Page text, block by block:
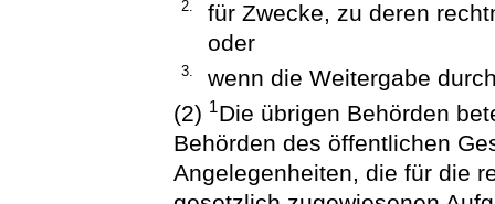
2.
für Zwecke, zu deren
oder
3.
wenn die Weitergabe
(2) 1Die übrigen Behörden
Behörden des öffentlichen
Angelegenheiten, die für die